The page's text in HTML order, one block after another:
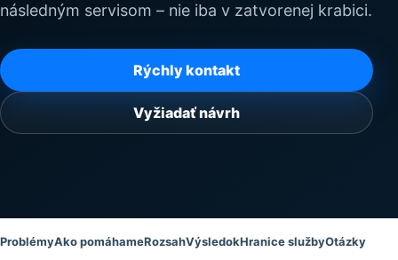
následným servisom – nie iba v zatvorenej krabici.
Rýchly kontakt
Vyžiadať návrh
ProblémyAko pomáhameRozsahVýsledokHranice službyOtázky